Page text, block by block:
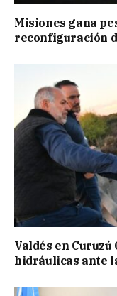
Misiones gana
reconfiguración
Valdés en
hidráulicas ante